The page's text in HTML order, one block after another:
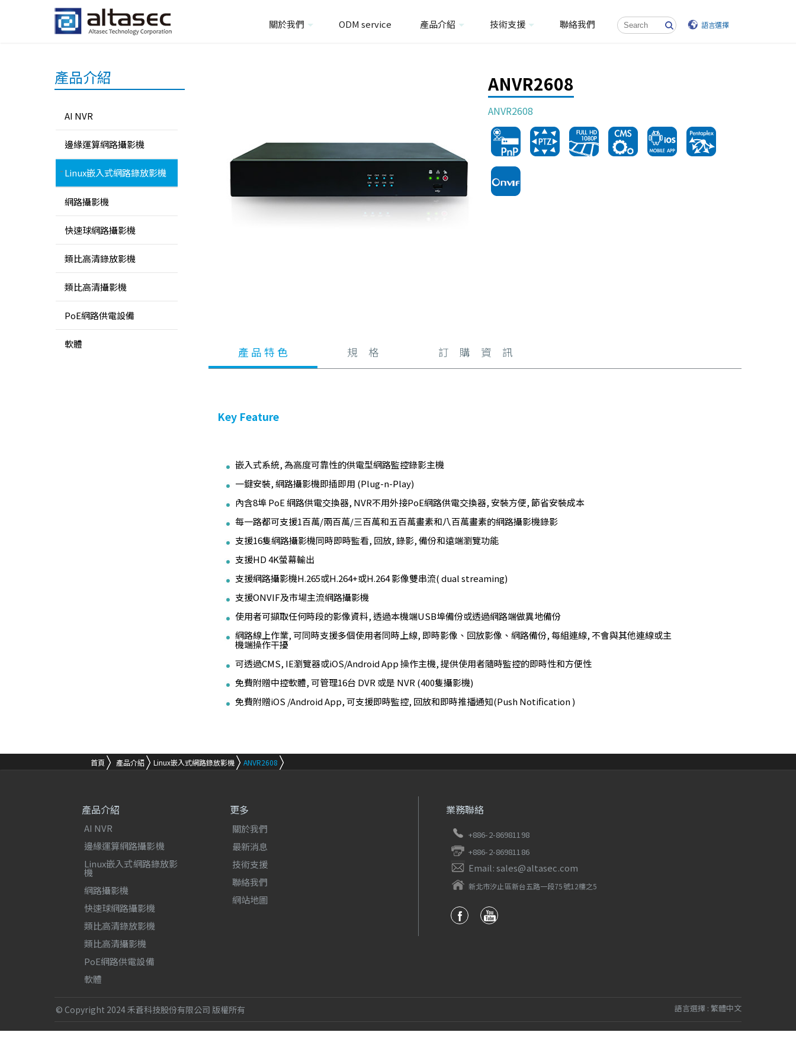
關於我們 ODM service 產品介紹 技術支援 聯絡我們 語言選擇
ANVR2608
ANVR2608
產 品 特 色 規 格 訂 購 資 訊
Key Feature
嵌入式系統, 為高度可靠性的供電型網路監控錄影主機
一鍵安裝, 網路攝影機即插即用 (Plug-n-Play)
內含8埠 PoE 網路供電交換器, NVR不用外接PoE網路供電交換器, 安裝方便, 節省安裝成本
每一路都可支援1百萬/兩百萬/三百萬和五百萬畫素和八百萬畫素的網路攝影機錄影
支援16隻網路攝影機同時即時監看, 回放, 錄影, 備份和遠端瀏覽功能
支援HD 4K螢幕輸出
支援網路攝影機H.265或H.264+或H.264 影像雙串流( dual streaming)
支援ONVIF及市場主流網路攝影機
使用者可擷取任何時段的影像資料, 透過本機端USB埠備份或透過網路端做異地備份
網路線上作業, 可同時支援多個使用者同時上線, 即時影像、回放影像、網路備份, 每組連線, 不會與其他連線或主
機端操作干擾
可透過CMS, IE瀏覽器或iOS/Android App 操作主機, 提供使用者隨時監控的即時性和方便性
免費附贈中控軟體, 可管理16台 DVR 或是 NVR (400隻攝影機)
免費附贈iOS /Android App, 可支援即時監控, 回放和即時推播通知(Push Notification )
產品介紹
AI NVR
邊緣運算網路攝影機
Linux嵌入式網路錄放影機
網路攝影機
快速球網路攝影機
類比高清錄放影機
類比高清攝影機
PoE網路供電設備
軟體
首頁 產品介紹 Linux嵌入式網路錄放影機 ANVR2608
產品介紹
AI NVR
邊緣運算網路攝影機
Linux嵌入式網路錄放影
機
網路攝影機
快速球網路攝影機
類比高清錄放影機
類比高清攝影機
PoE網路供電設備
軟體
更多
關於我們
最新消息
技術支援
聯絡我們
網站地圖
業務聯絡
+886-2-86981198
+886-2-86981186
Email: sales@altasec.com
新北市汐止區新台五路一段75號12樓之5
© Copyright 2024 禾蒼科技股份有限公司 版權所有 語言選擇 : 繁體中文